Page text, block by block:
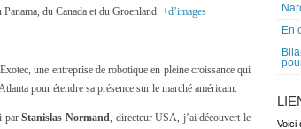
du Canada et du Groenland. +d’images
une entreprise de robotique en pleine croissance qui
pour étendre sa présence sur le marché américain.
parStanislas Normand, directeur USA, j’ai découvert le
En
Voici